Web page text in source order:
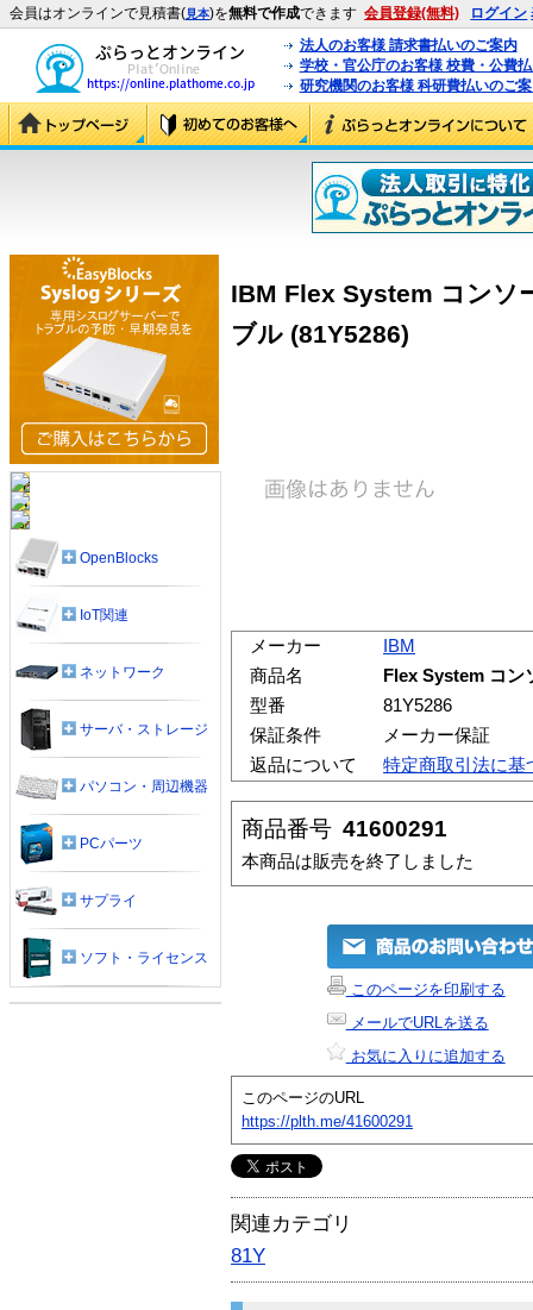
会員はオンラインで見積書(見本)を無料で作成できます 会員登録(無料) ログイン
法人のお客様 請求書払いのご案内
学校・官公庁のお客様 校費・公費
研究機関のお客様 科研費払いのご
IBM Flex System コンソ
ブル (81Y5286)
メーカー
IBM
商品名
Flex System コン
型番
81Y5286
保証条件
メーカー保証
返品について
特定商取引法に基
商品番号 41600291
本商品は販売を終了しました
このページを印刷する
メールでURLを送る
お気に入りに追加する
このページのURL
https://plth.me/41600291
関連カテゴリ
81Y
OpenBlocks
IoT関連
ネットワーク
サーバ・ストレージ
パソコン・周辺機器
PCパーツ
サプライ
ソフト・ライセンス